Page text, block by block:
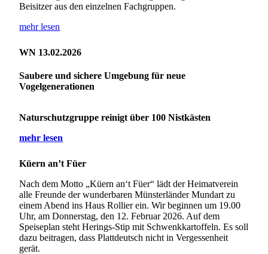
Beisitzer aus den einzelnen Fachgruppen.
mehr lesen
WN 13.02.2026
Saubere und sichere Umgebung für neue
Vogelgenerationen
Naturschutzgruppe reinigt über 100 Nistkästen
mehr lesen
Küern an’t Füer
Nach dem Motto „Küern an‘t Füer“ lädt der Heimatverein
alle Freunde der wunderbaren Münsterländer Mundart zu
einem Abend ins Haus Rollier ein. Wir beginnen um 19.00
Uhr, am Donnerstag, den 12. Februar 2026. Auf dem
Speiseplan steht Herings-Stip mit Schwenkkartoffeln. Es soll
dazu beitragen, dass Plattdeutsch nicht in Vergessenheit
gerät.